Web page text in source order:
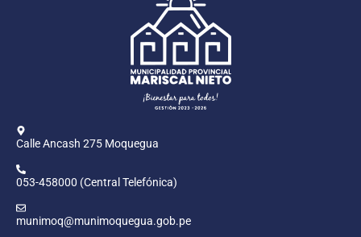
Calle Ancash 275 Moquegua
053-458000 (Central Telefónica)
munimoq@munimoquegua.gob.pe